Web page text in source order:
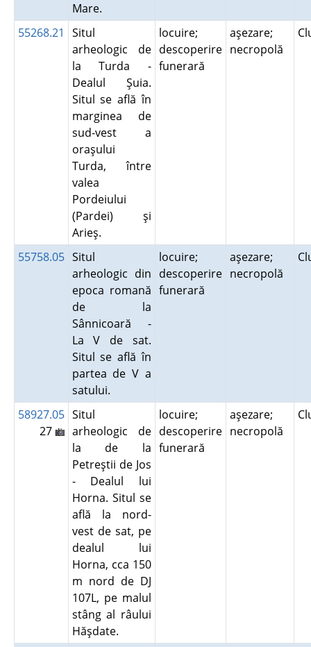
Mare.
55268.21
Situl
arheologic de
la Turda -
Dealul Şuia.
Situl se află în
marginea de
sud-vest a
oraşului
Turda, între
valea
Pordeiului
(Pardei) şi
Arieş.
locuire;
descoperire
funerară
aşezare;
necropolă
55758.05 Situl
arheologic din
epoca romană
de la
Sânnicoară -
La V de sat.
Situl se află în
partea de V a
satului.
locuire;
descoperire
funerară
aşezare;
necropolă
58927.05
27
Situl
arheologic de
la de la
Petreştii de Jos
- Dealul lui
Horna. Situl se
află la nord-
vest de sat, pe
dealul lui
Horna, cca 150
m nord de DJ
107L, pe malul
stâng al râului
Hăşdate.
locuire;
descoperire
funerară
aşezare;
necropolă